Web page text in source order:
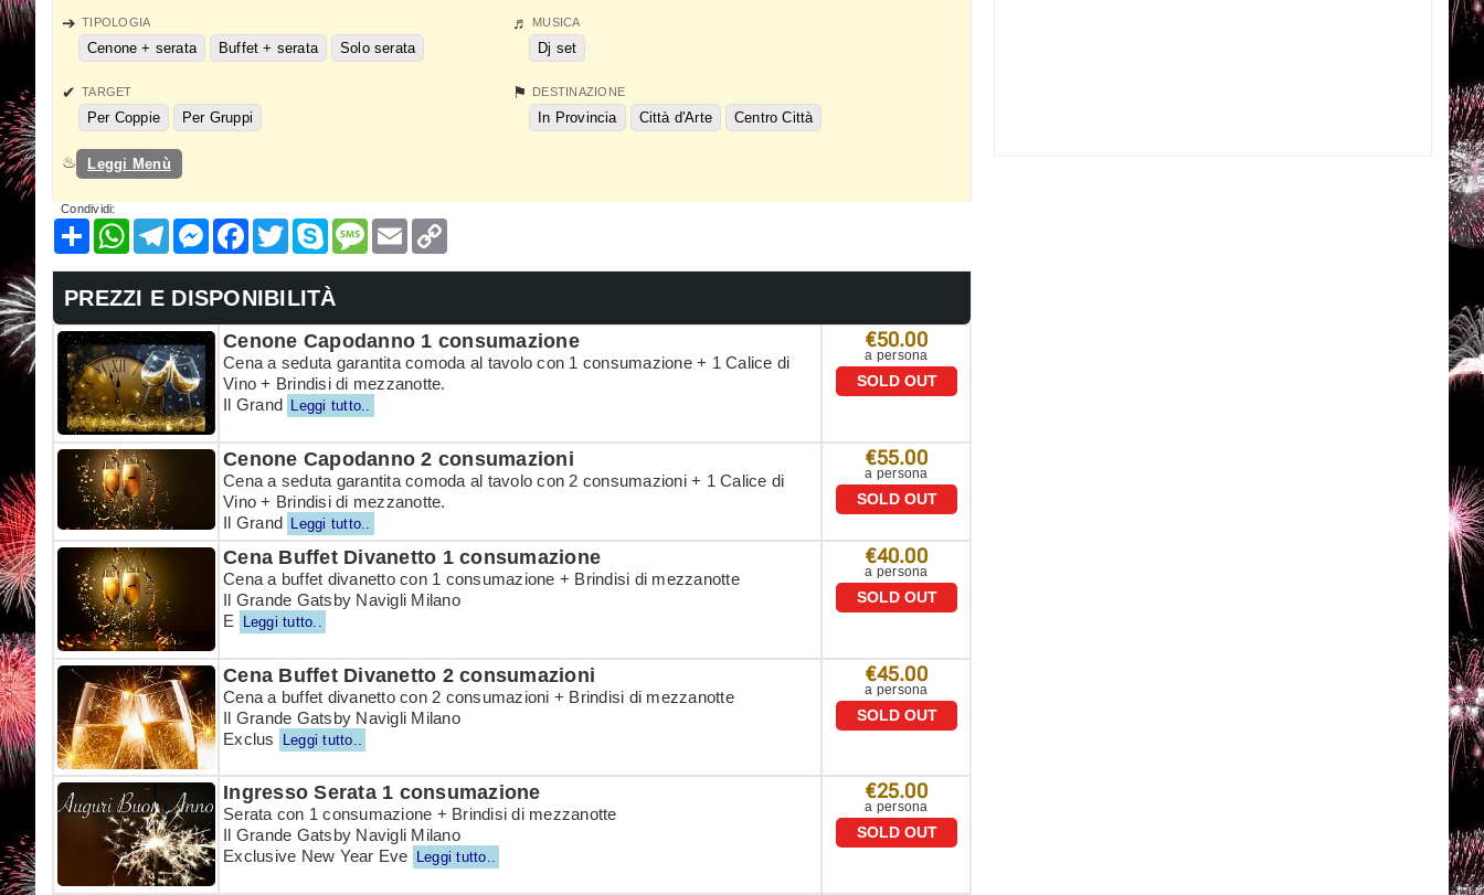
TIPOLOGIA
Cenone + serata Buffet + serata Solo serata
MUSICA
Dj set
TARGET
Per Coppie Per Gruppi
DESTINAZIONE
In Provincia Città d'Arte Centro Città
Leggi Menù
Condividi:
CondividiWhatsAppTelegramMessenger
Facebook
TwitterSkypeMessage
Email
PREZZI E DISPONIBILITÀ
Cenone Capodanno 1 consumazione
Cena a seduta garantita comoda al tavolo con 1 consumazione + 1 Calice di
Vino + Brindisi di mezzanotte.
Il Grand Leggi tutto..
€50.00
a persona
SOLD OUT
Cenone Capodanno 2 consumazioni
Cena a seduta garantita comoda al tavolo con 2 consumazioni + 1 Calice di
Vino + Brindisi di mezzanotte.
Il Grand Leggi tutto..
€55.00
a persona
SOLD OUT
Cena Buffet Divanetto 1 consumazione
Cena a buffet divanetto con 1 consumazione + Brindisi di mezzanotte
Il Grande Gatsby Navigli Milano
E
Leggi tutto..
€40.00
a persona
SOLD OUT
Cena Buffet Divanetto 2 consumazioni
Cena a buffet divanetto con 2 consumazioni + Brindisi di mezzanotte
Il Grande Gatsby Navigli Milano
Exclus
Leggi tutto..
€45.00
a persona
SOLD OUT
Ingresso Serata 1 consumazione
Serata con 1 consumazione + Brindisi di mezzanotte
Il Grande Gatsby Navigli Milano
Exclusive New Year Eve Leggi tutto..
€25.00
a persona
SOLD OUT